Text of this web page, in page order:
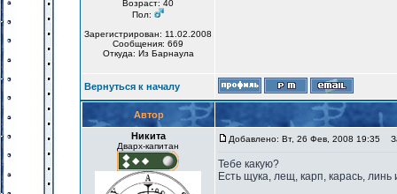
Возраст: 40
Пол:
Зарегистрирован: 11.02.2008
Сообщения: 669
Откуда: Из Барнаула
Вернуться к началу
Автор
Никита
Дварх-капитан
Добавлено: Вт, 26 Фев, 2008 19:35
Тебе какую?
Есть щука, лещ, карп, карась, линь